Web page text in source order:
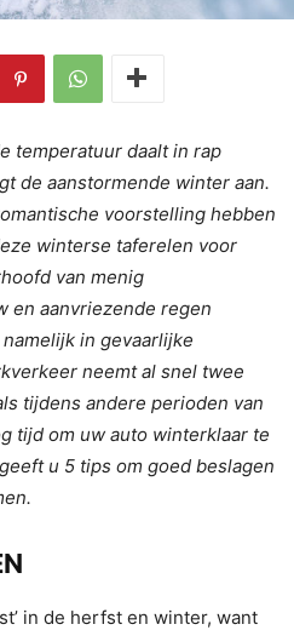
temperatuur daalt in rap
de aanstormende winter aan.
voorstelling hebben
winterse taferelen voor
van menig
en aanvriezende regen
in gevaarlijke
neemt al snel twee
tijdens andere perioden van
tijd om uw auto winterklaar te
u 5 tips om goed beslagen
in de herfst en winter, want